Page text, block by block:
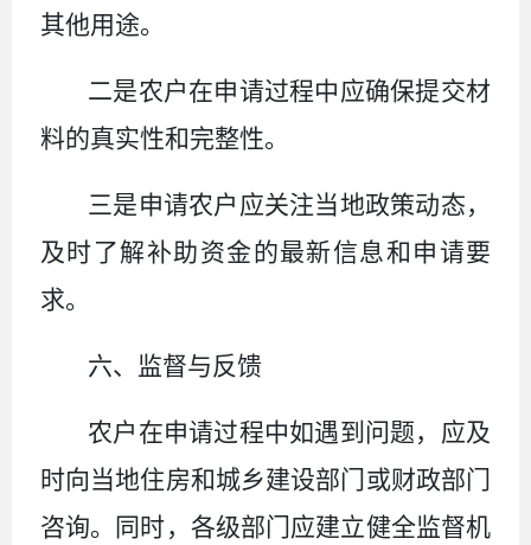
其他用途。
二是农户在申请过程中应确保提交材
料的真实性和完整性。
三是申请农户应关注当地政策动态，
及时了解补助资金的最新信息和申请要
求。
六、监督与反馈
农户在申请过程中如遇到问题，应及
时向当地住房和城乡建设部门或财政部门
咨询。同时，各级部门应建立健全监督机